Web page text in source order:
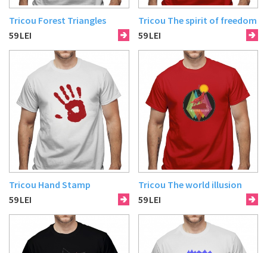
Tricou Forest Triangles
59LEI
Tricou The spirit of freedom
59LEI
Tricou Hand Stamp
59LEI
Tricou The world illusion
59LEI